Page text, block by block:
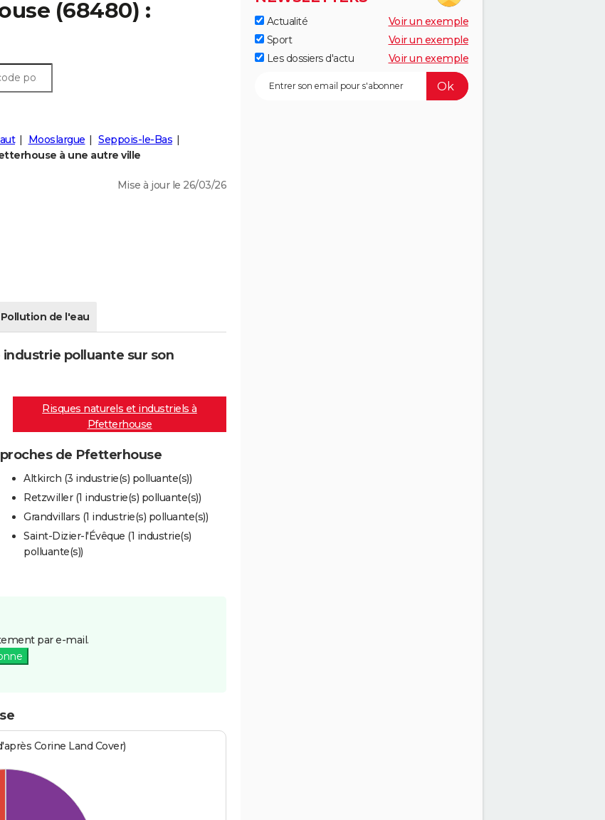
(68480) :
Mooslargue
Seppois-le-Bas
à une autre ville
Mise à jour le 26/03/26
Pollution de l'eau
polluante sur son
Risques naturels et industriels à
Pfetterhouse
de Pfetterhouse
Altkirch (3 industrie(s) polluante(s))
Retzwiller (1 industrie(s) polluante(s))
Grandvillars (1 industrie(s) polluante(s))
Saint-Dizier-l'Évêque (1 industrie(s)
polluante(s))
par e-mail.
Corine Land Cover)
Actualité
Voir un exemple
Sport
Voir un exemple
Les dossiers d'actu
Voir un exemple